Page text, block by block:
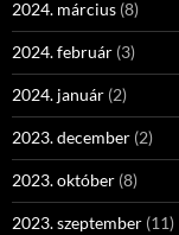
2024. március (8)
2024. február (3)
2024. január (2)
2023. december (2)
2023. október (8)
2023. szeptember (11)